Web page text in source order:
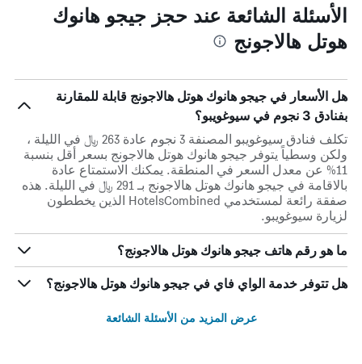
الأسئلة الشائعة عند حجز جيجو هانوك
هوتل هالاجونج
هل الأسعار في جيجو هانوك هوتل هالاجونج قابلة للمقارنة
بفنادق 3 نجوم في سيوغويبو؟
تكلف فنادق سيوغويبو المصنفة 3 نجوم عادة 263 ﷼ في الليلة ،
ولكن وسطياً يتوفر جيجو هانوك هوتل هالاجونج بسعر أقل بنسبة
11% عن معدل السعر في المنطقة. يمكنك الاستمتاع عادة
بالاقامة في جيجو هانوك هوتل هالاجونج بـ 291 ﷼ في الليلة. هذه
صفقة رائعة لمستخدمي HotelsCombined الذين يخططون
لزيارة سيوغويبو.
ما هو رقم هاتف جيجو هانوك هوتل هالاجونج؟
هل تتوفر خدمة الواي فاي في جيجو هانوك هوتل هالاجونج؟
عرض المزيد من الأسئلة الشائعة